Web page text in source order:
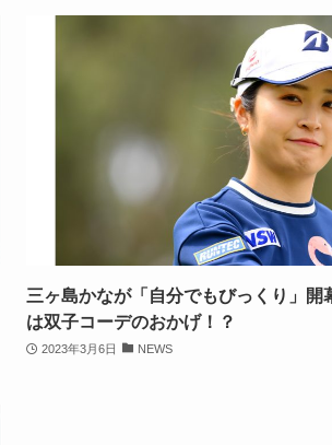
三ヶ島かなが「自分でもびっくり」開
は双子コーデのおかげ！？
2023年3月6日 NEWS